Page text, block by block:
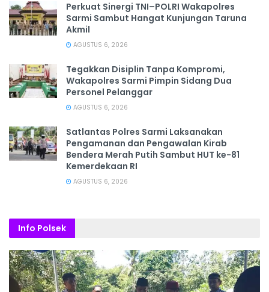
Perkuat Sinergi TNI–POLRI Wakapolres
Sarmi Sambut Hangat Kunjungan Taruna
Akmil
AGUSTUS 6, 2026
Tegakkan Disiplin Tanpa Kompromi,
Wakapolres Sarmi Pimpin Sidang Dua
Personel Pelanggar
AGUSTUS 6, 2026
Satlantas Polres Sarmi Laksanakan
Pengamanan dan Pengawalan Kirab
Bendera Merah Putih Sambut HUT ke-81
Kemerdekaan RI
AGUSTUS 6, 2026
Info Polsek